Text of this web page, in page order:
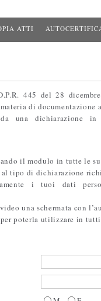
ATTI
445 del 28
di documentazione
una dichiarazione in
il modulo in tutte le
tipo di dichiarazione
i tuoi dati
una schermata con
poterla utilizzare in